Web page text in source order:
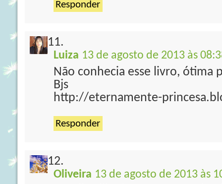
Responder
Luiza 13 de agosto de 2013 às
Não conhecia esse livro, ótima
Bjs
http://eternamente-
Responder
Oliveira 13 de agosto de 2013 às